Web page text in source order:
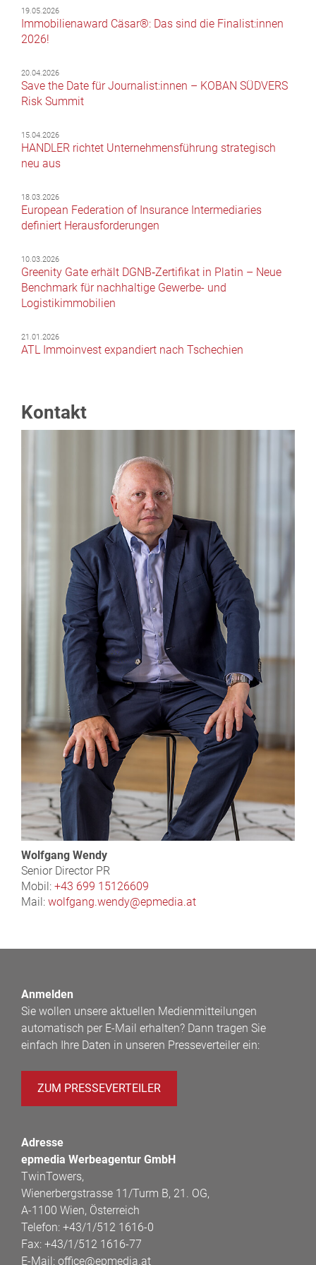
19.05.2026
Immobilienaward Cäsar®: Das sind die Finalist:innen
2026!
20.04.2026
Save the Date für Journalist:innen – KOBAN SÜDVERS
Risk Summit
15.04.2026
HANDLER richtet Unternehmensführung strategisch
neu aus
18.03.2026
European Federation of Insurance Intermediaries
definiert Herausforderungen
10.03.2026
Greenity Gate erhält DGNB‑Zertifikat in Platin – Neue
Benchmark für nachhaltige Gewerbe- und
Logistikimmobilien
21.01.2026
ATL Immoinvest expandiert nach Tschechien
Kontakt
Wolfgang Wendy
Senior Director PR
Mobil: +43 699 15126609
Mail: wolfgang.wendy@epmedia.at
Anmelden
Sie wollen unsere aktuellen Medienmitteilungen
automatisch per E-Mail erhalten? Dann tragen Sie
einfach Ihre Daten in unseren Presseverteiler ein:
ZUM PRESSEVERTEILER
Adresse
epmedia Werbeagentur GmbH
TwinTowers,
Wienerbergstrasse 11/Turm B, 21. OG,
A-1100 Wien, Österreich
Telefon: +43/1/512 1616-0
Fax: +43/1/512 1616-77
E-Mail: office@epmedia.at